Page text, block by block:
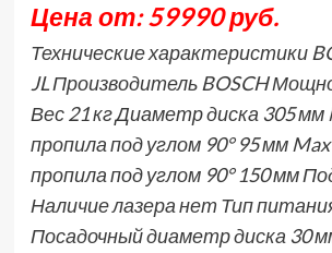
Цена от: 59990 руб.
Технические характеристики
JL Производитель BOSCH
Вес 21 кг Диаметр диска 305 мм
пропила под углом 90° 95 мм
пропила под углом 90° 150 мм
Наличие лазера нет Тип
Посадочный диаметр диска 30